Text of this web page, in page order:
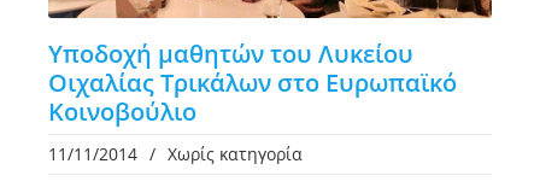
Υποδοχή μαθητών του Λυκείου
Οιχαλίας Τρικάλων στο Ευρωπαϊκό
Κοινοβούλιο
11/11/2014 / Χωρίς κατηγορία